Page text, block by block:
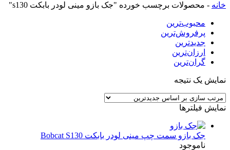
خانه - محصولات برچسب خورده "جک بازو مینی لودر بابکت s130"
محبوب‌ترین
پرفروش‌ترین
جدیدترین
ارزان‌ترین
گران‌ترین
نمایش یک نتیجه
نمایش فیلترها
جک بازو سمت چپ مینی لودر بابکت Bobcat S130
ناموجود